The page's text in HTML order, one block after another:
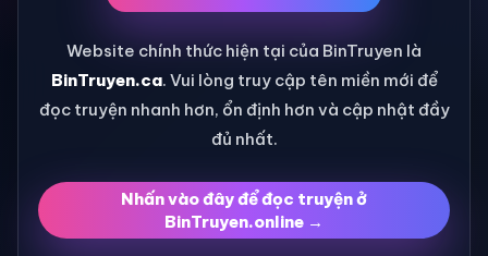
Website chính thức hiện tại của BinTruyen là
BinTruyen.ca. Vui lòng truy cập tên miền mới để
đọc truyện nhanh hơn, ổn định hơn và cập nhật đầy
đủ nhất.
Nhấn vào đây để đọc truyện ở
BinTruyen.online →